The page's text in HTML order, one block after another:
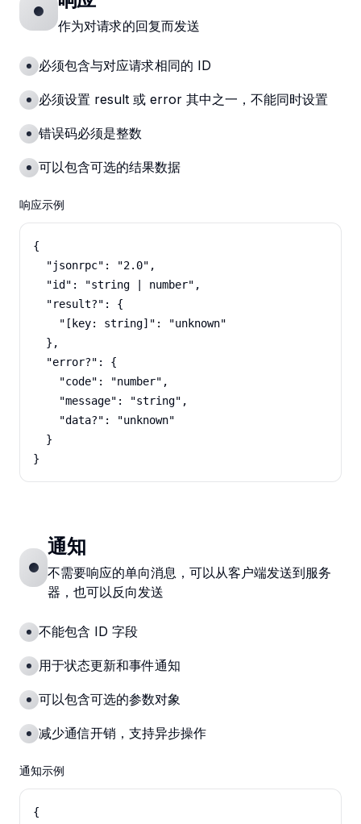
作为对请求的回复而发送
必须包含与对应请求相同的 ID
必须设置 result 或 error 其中之一，不能同时设置
错误码必须是整数
可以包含可选的结果数据
响应示例
{
  "jsonrpc": "2.0",
  "id": "string | number",
  "result?": {
    "[key: string]": "unknown"
  },
  "error?": {
    "code": "number",
    "message": "string",
    "data?": "unknown"
  }
}
通知
不需要响应的单向消息，可以从客户端发送到服务
器，也可以反向发送
不能包含 ID 字段
用于状态更新和事件通知
可以包含可选的参数对象
减少通信开销，支持异步操作
通知示例
{